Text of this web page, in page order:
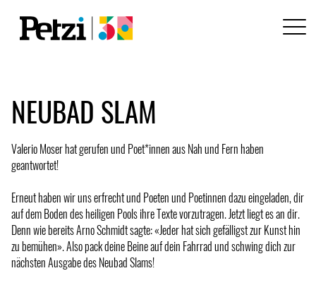
NEUBAD SLAM
Valerio Moser hat gerufen und Poet*innen aus Nah und Fern haben
geantwortet!
Erneut haben wir uns erfrecht und Poeten und Poetinnen dazu eingeladen, dir
auf dem Boden des heiligen Pools ihre Texte vorzutragen. Jetzt liegt es an dir.
Denn wie bereits Arno Schmidt sagte: «Jeder hat sich gefälligst zur Kunst hin
zu bemühen». Also pack deine Beine auf dein Fahrrad und schwing dich zur
nächsten Ausgabe des Neubad Slams!